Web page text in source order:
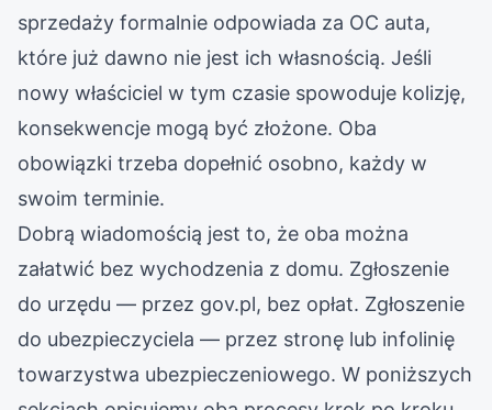
sprzedaży formalnie odpowiada za OC auta,
które już dawno nie jest ich własnością. Jeśli
nowy właściciel w tym czasie spowoduje kolizję,
konsekwencje mogą być złożone. Oba
obowiązki trzeba dopełnić osobno, każdy w
swoim terminie.
Dobrą wiadomością jest to, że oba można
załatwić bez wychodzenia z domu. Zgłoszenie
do urzędu — przez gov.pl, bez opłat. Zgłoszenie
do ubezpieczyciela — przez stronę lub infolinię
towarzystwa ubezpieczeniowego. W poniższych